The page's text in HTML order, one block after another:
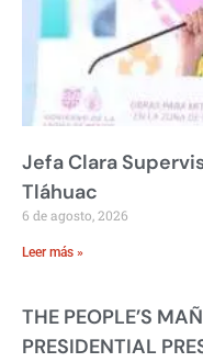
Jefa Clara
Tláhuac
6 de agosto, 2026
Leer más »
THE PEOPLE’S
PRESIDENTIAL